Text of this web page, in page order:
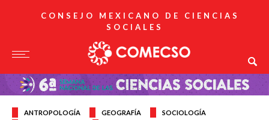
CONSEJO MEXICANO DE CIENCIAS
SOCIALES
ANTROPOLOGÍA GEOGRAFÍA
SOCIOLOGÍA